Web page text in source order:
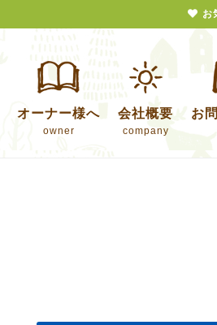
オーナー様へ
owner
会社概要
company
お
お